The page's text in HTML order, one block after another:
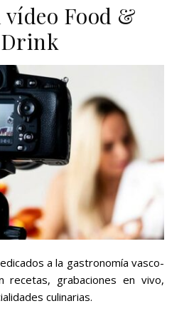
vídeo Food &
Drink
a la gastronomía vasco-
recetas, grabaciones en vivo,
culinarias.